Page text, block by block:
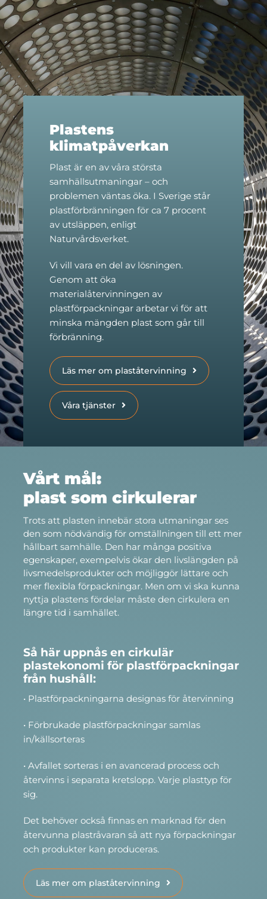
Plastens
klimatpåverkan
Plast är en av våra största
samhällsutmaningar – och
problemen väntas öka. I Sverige står
plastförbränningen för ca 7 procent
av utsläppen, enligt
Naturvårdsverket.
Vi vill vara en del av lösningen.
Genom att öka
materialåtervinningen av
plastförpackningar arbetar vi för att
minska mängden plast som går till
förbränning.
Läs mer om plaståtervinning
Våra tjänster
Vårt mål:
plast som cirkulerar
Trots att plasten innebär stora utmaningar ses
den som nödvändig för omställningen till ett mer
hållbart samhälle. Den har många positiva
egenskaper, exempelvis ökar den livslängden på
livsmedelsprodukter och möjliggör lättare och
mer flexibla förpackningar. Men om vi ska kunna
nyttja plastens fördelar måste den cirkulera en
längre tid i samhället.
Så här uppnås en cirkulär
plastekonomi för plastförpackningar
från hushåll:
• Plastförpackningarna designas för återvinning
• Förbrukade plastförpackningar samlas
in/källsorteras
• Avfallet sorteras i en avancerad process och
återvinns i separata kretslopp. Varje plasttyp för
sig.
Det behöver också finnas en marknad för den
återvunna plastråvaran så att nya förpackningar
och produkter kan produceras.
Läs mer om plaståtervinning